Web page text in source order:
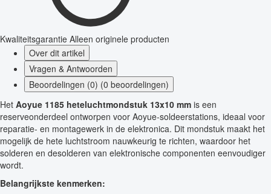
Kwaliteitsgarantie Alleen originele producten
Over dit artikel
Vragen & Antwoorden
Beoordelingen (0) (0 beoordelingen)
Het Aoyue 1185 heteluchtmondstuk 13x10 mm is een
reserveonderdeel ontworpen voor Aoyue-soldeerstations, ideaal voor
reparatie- en montagewerk in de elektronica. Dit mondstuk maakt het
mogelijk de hete luchtstroom nauwkeurig te richten, waardoor het
solderen en desolderen van elektronische componenten eenvoudiger
wordt.
Belangrijkste kenmerken: